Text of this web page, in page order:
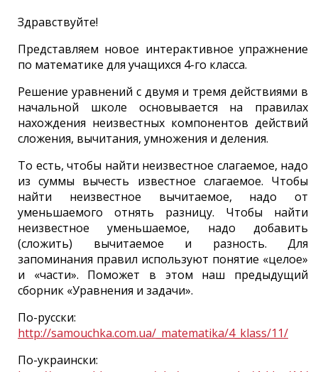
Здравствуйте!
Представляем новое интерактивное упражнение
по математике для учащихся 4-го класса.
Решение уравнений с двумя и тремя действиями в
начальной школе основывается на правилах
нахождения неизвестных компонентов действий
сложения, вычитания, умножения и деления.
То есть, чтобы найти неизвестное слагаемое, надо
из суммы вычесть известное слагаемое. Чтобы
найти неизвестное вычитаемое, надо от
уменьшаемого отнять разницу. Чтобы найти
неизвестное уменьшаемое, надо добавить
(сложить) вычитаемое и разность. Для
запоминания правил используют понятие «целое»
и «части». Поможет в этом наш предыдущий
сборник «Уравнения и задачи».
По-русски:
http://samouchka.com.ua/_matematika/4_klass/11/
По-украински: